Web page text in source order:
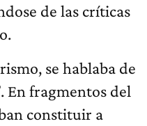
de las críticas
se hablaba de
En fragmentos del
constituir a